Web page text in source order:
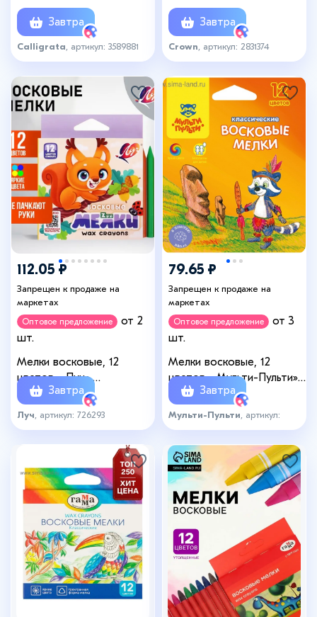
Завтра
Calligrata , артикул: 3589881
Завтра
Crown , артикул: 2831374
112.05 ₽
Запрещен к продаже на
маркетах
Оптовое предложение
от 2
шт.
Мелки восковые, 12
цветов, «Луч»,
шестигранные
Завтра
Луч , артикул: 726293
79.65 ₽
Запрещен к продаже на
маркетах
Оптовое предложение
от 3
шт.
Мелки восковые, 12
цветов, «Мульти-Пульти»,
круглыеЗавтра
Мульти-Пульти , артикул:
3196153